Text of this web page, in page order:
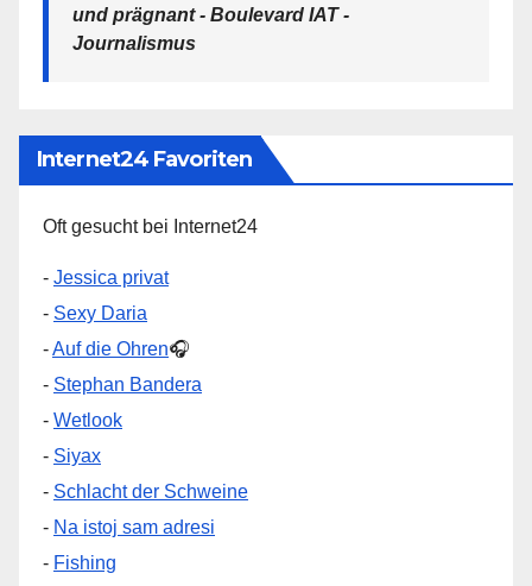
und prägnant - Boulevard IAT -
Journalismus
Internet24 Favoriten
Oft gesucht bei Internet24
- Jessica privat
- Sexy Daria
-Auf die Ohren🎧
- Stephan Bandera
- Wetlook
- Siyax
- Schlacht der Schweine
- Na istoj sam adresi
- Fishing